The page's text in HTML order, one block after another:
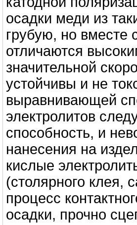
осадки меди из
грубую, но вместе
отличаются
значительной
устойчивы и не
выравнивающей
электролитов
способность, и
нанесения на
кислые
(столярного клея,
процесс
осадки, прочно